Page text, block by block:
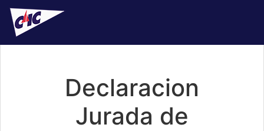
Declaracion
Jurada de